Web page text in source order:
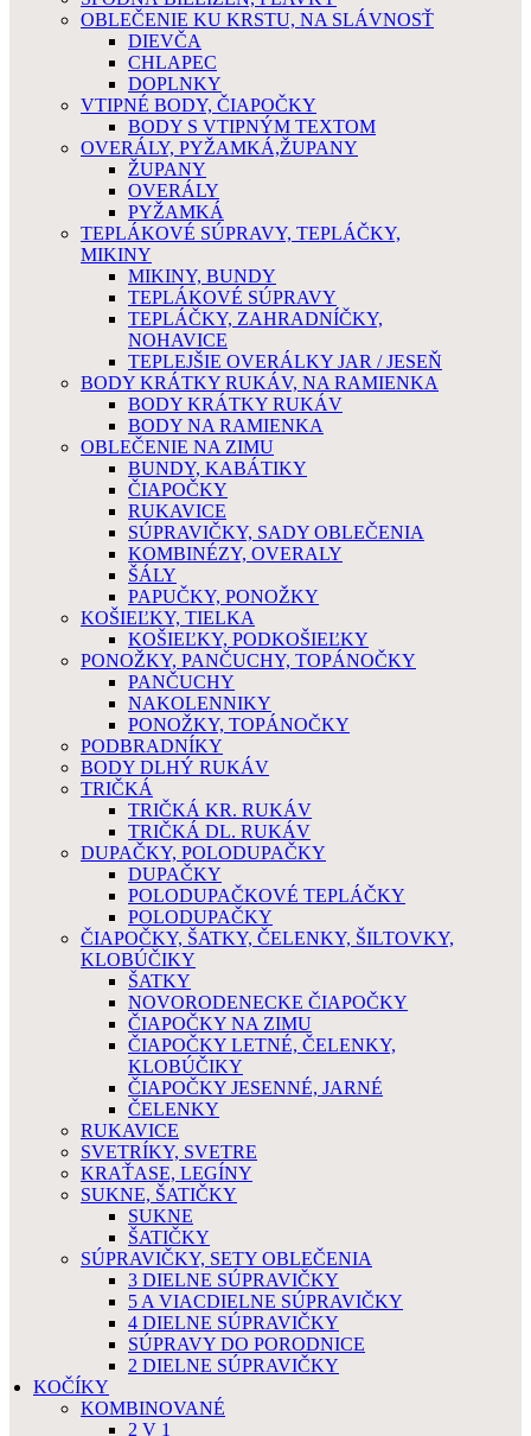
OBLEČENIE KU KRSTU, NA SLÁVNOSŤ
DIEVČA
CHLAPEC
DOPLNKY
VTIPNÉ BODY, ČIAPOČKY
BODY S VTIPNÝM TEXTOM
OVERÁLY, PYŽAMKÁ,ŽUPANY
ŽUPANY
OVERÁLY
PYŽAMKÁ
TEPLÁKOVÉ SÚPRAVY, TEPLÁČKY,
MIKINY
MIKINY, BUNDY
TEPLÁKOVÉ SÚPRAVY
TEPLÁČKY, ZAHRADNÍČKY,
NOHAVICE
TEPLEJŠIE OVERÁLKY JAR / JESEŇ
BODY KRÁTKY RUKÁV, NA RAMIENKA
BODY KRÁTKY RUKÁV
BODY NA RAMIENKA
OBLEČENIE NA ZIMU
BUNDY, KABÁTIKY
ČIAPOČKY
RUKAVICE
SÚPRAVIČKY, SADY OBLEČENIA
KOMBINÉZY, OVERALY
ŠÁLY
PAPUČKY, PONOŽKY
KOŠIEĽKY, TIELKA
KOŠIEĽKY, PODKOŠIEĽKY
PONOŽKY, PANČUCHY, TOPÁNOČKY
PANČUCHY
NAKOLENNIKY
PONOŽKY, TOPÁNOČKY
PODBRADNÍKY
BODY DLHÝ RUKÁV
TRIČKÁ
TRIČKÁ KR. RUKÁV
TRIČKÁ DL. RUKÁV
DUPAČKY, POLODUPAČKY
DUPAČKY
POLODUPAČKOVÉ TEPLÁČKY
POLODUPAČKY
ČIAPOČKY, ŠATKY, ČELENKY, ŠILTOVKY,
KLOBÚČIKY
ŠATKY
NOVORODENECKE ČIAPOČKY
ČIAPOČKY NA ZIMU
ČIAPOČKY LETNÉ, ČELENKY,
KLOBÚČIKY
ČIAPOČKY JESENNÉ, JARNÉ
ČELENKY
RUKAVICE
SVETRÍKY, SVETRE
KRAŤASE, LEGÍNY
SUKNE, ŠATIČKY
SUKNE
ŠATIČKY
SÚPRAVIČKY, SETY OBLEČENIA
3 DIELNE SÚPRAVIČKY
5 A VIACDIELNE SÚPRAVIČKY
4 DIELNE SÚPRAVIČKY
SÚPRAVY DO PORODNICE
2 DIELNE SÚPRAVIČKY
KOČÍKY
KOMBINOVANÉ
2 V 1